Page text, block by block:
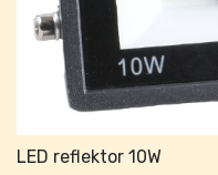
LED reflektor 10W